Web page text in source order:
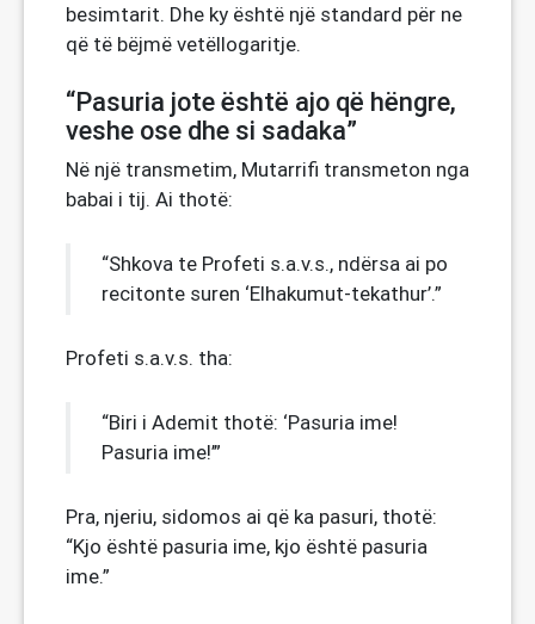
besimtarit. Dhe ky është një standard për ne
që të bëjmë vetëllogaritje.
“Pasuria jote është ajo që hëngre,
veshe ose dhe si sadaka”
Në një transmetim, Mutarrifi transmeton nga
babai i tij. Ai thotë:
“Shkova te Profeti s.a.v.s., ndërsa ai po
recitonte suren ‘Elhakumut-tekathur’.”
Profeti s.a.v.s. tha:
“Biri i Ademit thotë: ‘Pasuria ime!
Pasuria ime!’”
Pra, njeriu, sidomos ai që ka pasuri, thotë:
“Kjo është pasuria ime, kjo është pasuria
ime.”